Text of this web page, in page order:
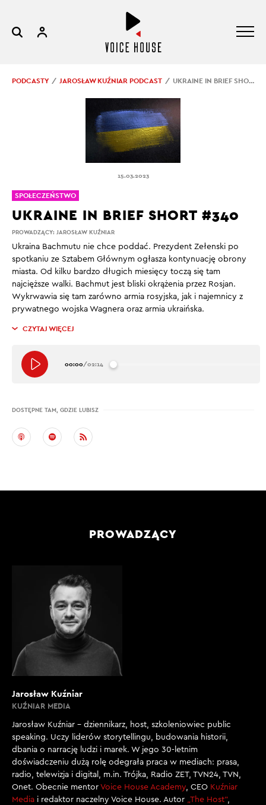
PODCASTY JAROSŁAW KUŹNIAR PODCAST UKRAINE IN BRIEF SHORT #340
15.03.2023
PROWADZĄCY: JAROSŁAW KUŹNIAR
UKRAINE IN BRIEF SHORT #340
Ukraina Bachmutu nie chce poddać. Prezydent Zełenski po
spotkaniu ze Sztabem Głównym ogłasza kontynuację obrony
miasta. Od kilku bardzo długich miesięcy toczą się tam
najcięższe walki. Bachmut jest bliski okrążenia przez Rosjan.
Wykrwawia się tam zarówno armia rosyjska, jak i najemnicy z
prywatnego wojska Wagnera oraz armia ukraińska.
CZYTAJ WIĘCEJ
00:00/02:14
DOSTĘPNE TAM, GDZIE LUBISZ
SPOŁECZEŃSTWO
PROWADZĄCY
Jarosław Kuźniar
KUŹNIAR MEDIA
Jarosław Kuźniar – dziennikarz, host, szkoleniowiec public
speaking. Uczy liderów storytellingu, budowania historii,
dbania o narrację ludzi i marek. W jego 30-letnim
doświadczeniu dużą rolę odegrała praca w mediach: prasa,
radio, telewizja i digital, m.in. Trójka, Radio ZET, TVN24, TVN,
Onet. Obecnie mentor Voice House Academy, CEO Kuźniar
Media i redaktor naczelny Voice House. Autor „The Host”,